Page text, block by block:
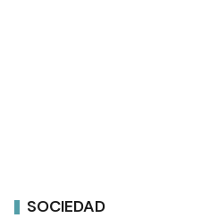
SOCIEDAD